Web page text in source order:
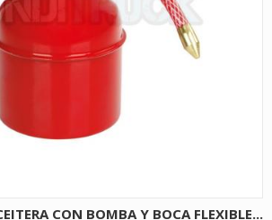
CON BOMBA Y BOCA FLEXIBLE...